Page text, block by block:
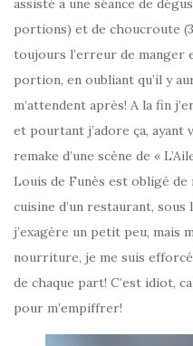
assisté à une séance de
portions) et de choucroute
toujours l’erreur de manger
portion, en oubliant qu’il y
m’attendent après! A la fin
et pourtant j’adore ça, ayant
remake d’une scène de «
Louis de Funès est obligé
cuisine d’un restaurant, sous
j’exagère un petit peu, mais
nourriture, je me suis
de chaque part! C’est idiot,
pour m’empiffrer!